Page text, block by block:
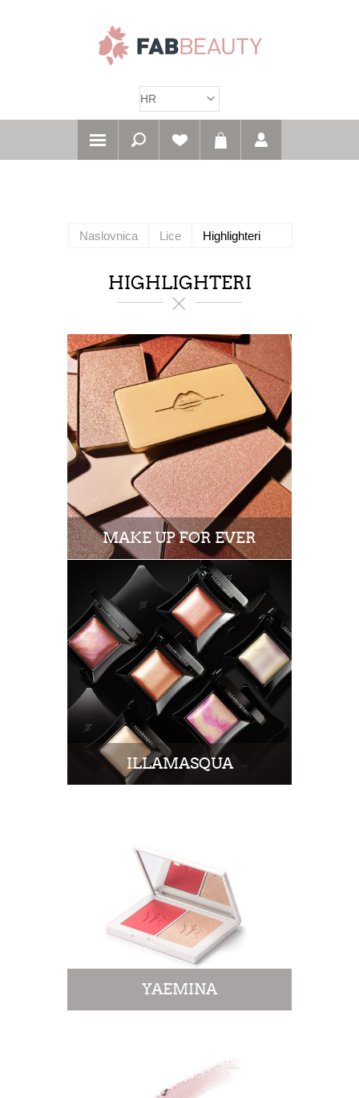
Naslovnica Lice Highlighteri
HIGHLIGHTERI
MAKE UP FOR EVER
ILLAMASQUA
YAEMINA